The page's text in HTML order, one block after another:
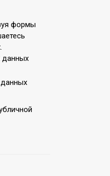
формы
данных